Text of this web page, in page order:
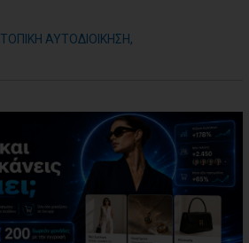
ΤΟΠΙΚΗ ΑΥΤΟΔΙΟΙΚΗΣΗ,